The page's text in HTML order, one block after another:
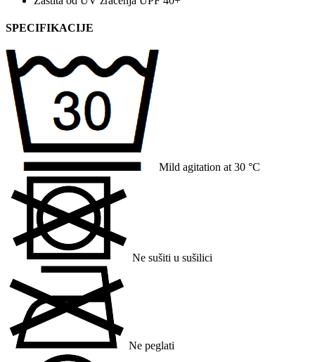
SPECIFIKACIJE
Mild agitation at 30 °C
Ne sušiti u sušilici
Ne peglati